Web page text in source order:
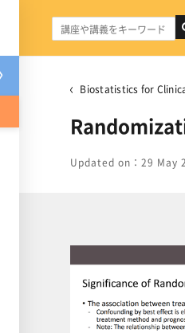
Biostatistics for
Updated on：29 May